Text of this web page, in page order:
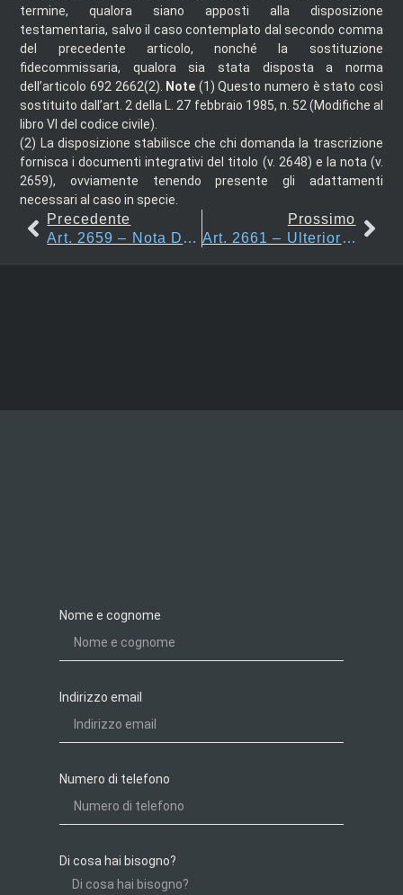
termine, qualora siano apposti alla disposizione
testamentaria, salvo il caso contemplato dal secondo comma
del precedente articolo, nonché la sostituzione
fidecommissaria, qualora sia stata disposta a norma
dell’articolo 692 2662(2).
Note (1) Questo numero è stato così
sostituito dall’art. 2 della L. 27 febbraio 1985, n. 52 (Modifiche al
libro VI del codice civile).
(2) La disposizione stabilisce che chi domanda la trascrizione
fornisca i documenti integrativi del titolo (v. 2648) e la nota (v.
2659), ovviamente tenendo presente gli adattamenti
necessari al caso in specie.
Precedente
Art. 2659 – Nota Di Trascrizione
Prossimo
Art. 2661 – Ulteriori Trascrizioni In Base Allo Stesso Titolo
Nome e cognome
Indirizzo email
Numero di telefono
Di cosa hai bisogno?